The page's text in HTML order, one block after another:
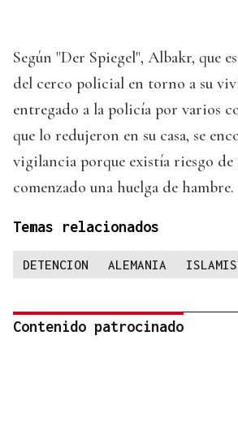
Según "Der Spiegel", Albakr, que
del cerco policial en torno a su
entregado a la policía por varios
que lo redujeron en su casa, se
vigilancia porque existía riesgo
comenzado una huelga de hambre.
Temas relacionados
DETENCION ALEMANIA
Contenido patrocinado